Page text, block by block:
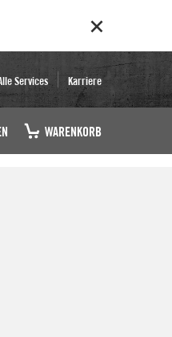
Services Karriere
WARENKORB